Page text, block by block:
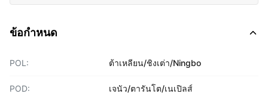
ข้อกำหนด
POL: ต้าเหลียน/ชิงเต่า/Ningbo
POD: เจนัว/ตารันโต/เนเปิลส์